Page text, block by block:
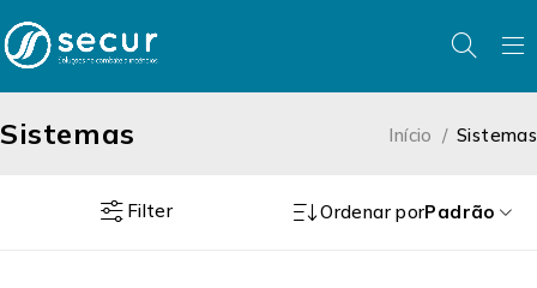
Sistemas Início / Sistemas
Filter Ordenar porPadrão